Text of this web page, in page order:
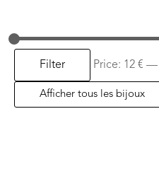
Filter Price: 12 € —
Afficher tous les bijoux